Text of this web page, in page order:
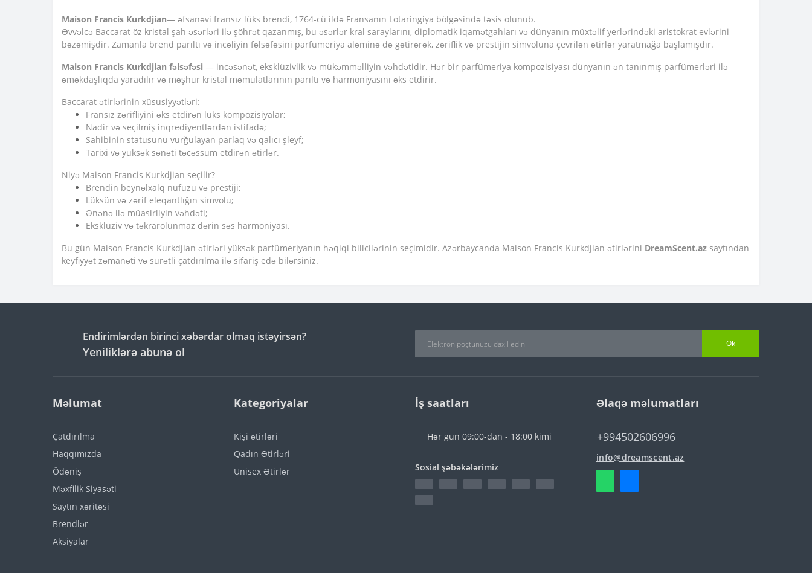
Maison Francis Kurkdjian— əfsanəvi fransız lüks brendi, 1764-cü ildə Fransanın Lotaringiya bölgəsində təsis olunub.
Əvvəlcə Baccarat öz kristal şah əsərləri ilə şöhrət qazanmış, bu əsərlər kral saraylarını, diplomatik iqamətgahları və dünyanın müxtəlif yerlərindəki aristokrat evlərini
bəzəmişdir. Zamanla brend parıltı və incəliyin fəlsəfəsini parfümeriya aləminə də gətirərək, zəriflik və prestijin simvoluna çevrilən ətirlər yaratmağa başlamışdır.
Maison Francis Kurkdjian fəlsəfəsi — incəsənət, eksklüzivlik və mükəmməlliyin vəhdətidir. Hər bir parfümeriya kompozisiyası dünyanın ən tanınmış parfümerləri ilə
əməkdaşlıqda yaradılır və məşhur kristal məmulatlarının parıltı və harmoniyasını əks etdirir.
Baccarat ətirlərinin xüsusiyyətləri:
Fransız zərifliyini əks etdirən lüks kompozisiyalar;
Nadir və seçilmiş inqrediyentlərdən istifadə;
Sahibinin statusunu vurğulayan parlaq və qalıcı şleyf;
Tarixi və yüksək sənəti təcəssüm etdirən ətirlər.
Niyə Maison Francis Kurkdjian seçilir?
Brendin beynəlxalq nüfuzu və prestiji;
Lüksün və zərif eleqantlığın simvolu;
Ənənə ilə müasirliyin vəhdəti;
Eksklüziv və təkrarolunmaz dərin səs harmoniyası.
Bu gün Maison Francis Kurkdjian ətirləri yüksək parfümeriyanın həqiqi bilicilərinin seçimidir. Azərbaycanda Maison Francis Kurkdjian ətirlərini DreamScent.az saytından
keyfiyyət zəmanəti və sürətli çatdırılma ilə sifariş edə bilərsiniz.
Endirimlərdən birinci xəbərdar olmaq istəyirsən?
Yeniliklərə abunə ol
Ok
Məlumat
Çatdırılma
Haqqımızda
Ödəniş
Məxfilik Siyasəti
Saytın xəritəsi
Brendlər
Aksiyalar
Kategoriyalar
Kişi ətirləri
Qadın Ətirləri
Unisex Ətirlər
İş saatları
Hər gün 09:00-dan - 18:00 kimi
Sosial şəbəkələrimiz
Əlaqə məlumatları
+994502606996
info@dreamscent.az